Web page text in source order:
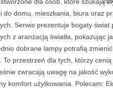
do domu, mieszkania, biura oraz
Serwis prezentuje bogaty świat
z aranżacją światła, pokazując
dobrane lampy potrafią
To przestrzeń dla tych, którzy
zwracają uwagę na jakość
komfort użytkowania. Polecam: